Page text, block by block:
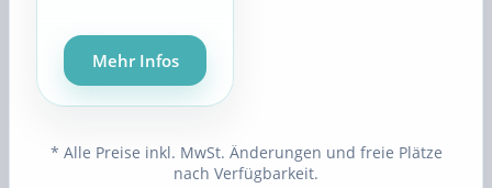
Mehr Infos
* Alle Preise inkl. MwSt. Änderungen und freie Plätze
nach Verfügbarkeit.